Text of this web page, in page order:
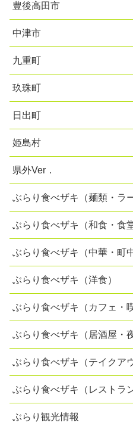
豊後高田市
中津市
九重町
玖珠町
日出町
姫島村
県外Ver．
ぶらり食べザキ（麺類・ラ
ぶらり食べザキ（和食・食堂
ぶらり食べザキ（中華・町
ぶらり食べザキ（洋食）
ぶらり食べザキ（カフェ・
ぶらり食べザキ（居酒屋・夜
ぶらり食べザキ（テイクア
ぶらり食べザキ（レストラ
ぶらり観光情報